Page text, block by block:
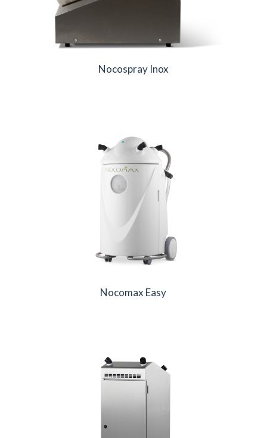
Nocospray Inox
Nocomax Easy